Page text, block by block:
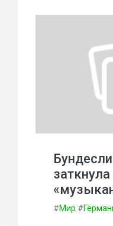
#Мир #